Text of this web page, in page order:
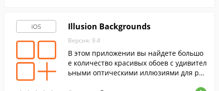
iOS Illusion Backgrounds
Версия: 9.4
В этом приложении вы найдете большо
е количество красивых обоев с удивител
ьными оптическими иллюзиями для раб